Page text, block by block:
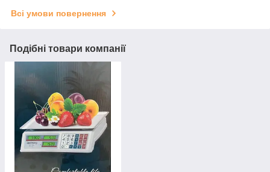
Всі умови повернення
Подібні товари компанії